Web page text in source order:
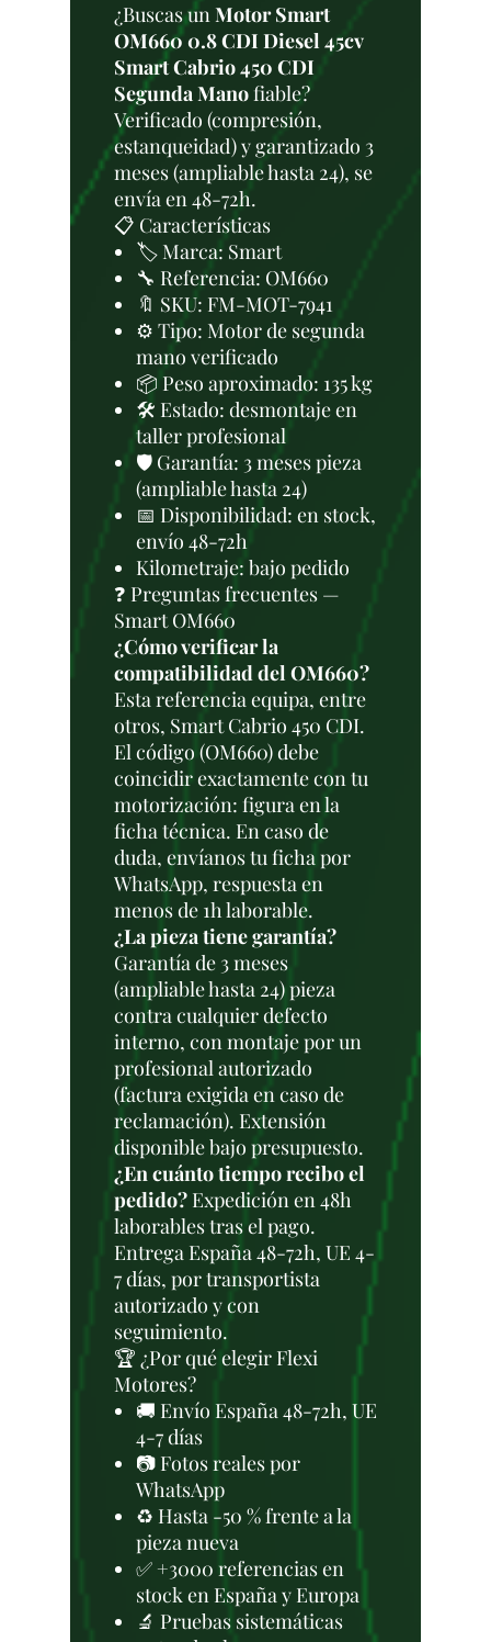
¿Buscas unMotor Smart
OM660 0.8 CDI Diesel 45cv
Smart Cabrio 450 CDI
Segunda Manofiable?
Verificado (compresión,
estanqueidad) y garantizado 3
meses (ampliable hasta 24), se
envía en 48-72h.
📋 Características
🏷️ Marca: Smart
🔧 Referencia: OM660
🔖 SKU: FM-MOT-7941
⚙️ Tipo: Motor de segunda
mano verificado
📦 Peso aproximado: 135 kg
🛠 Estado: desmontaje en
taller profesional
🛡️ Garantía: 3 meses pieza
(ampliable hasta 24)
📅 Disponibilidad: en stock,
envío 48-72h
Kilometraje: bajo pedido
❓ Preguntas frecuentes —
Smart OM660
¿Cómo verificar la
compatibilidad del OM660?
Esta referencia equipa, entre
otros, Smart Cabrio 450 CDI.
El código (OM660) debe
coincidir exactamente con tu
motorización: figura en la
ficha técnica. En caso de
duda, envíanos tu ficha por
WhatsApp, respuesta en
menos de 1h laborable.
¿La pieza tiene garantía?
Garantía de 3 meses
(ampliable hasta 24) pieza
contra cualquier defecto
interno, con montaje por un
profesional autorizado
(factura exigida en caso de
reclamación). Extensión
disponible bajo presupuesto.
¿En cuánto tiempo recibo el
pedido? Expedición en 48h
laborables tras el pago.
Entrega España 48-72h, UE 4-
7 días, por transportista
autorizado y con
seguimiento.
🏆 ¿Por qué elegir Flexi
Motores?
🚚 Envío España 48-72h, UE
4-7 días
📷 Fotos reales por
WhatsApp
♻️ Hasta -50 % frente a la
pieza nueva
✅ +3000 referencias en
stock en España y Europa
🔬 Pruebas sistemáticas